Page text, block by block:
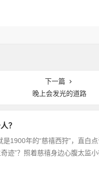
下一篇
晚上会发光的道路
？
是1900年的“慈禧西狩”，直白
迹”？照着慈禧身边心腹太监小